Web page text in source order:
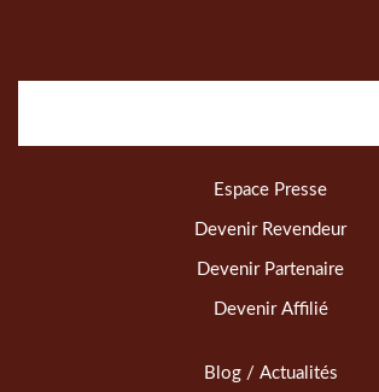
Espace Presse
Devenir Revendeur
Devenir Partenaire
Devenir Affilié
Blog / Actualités